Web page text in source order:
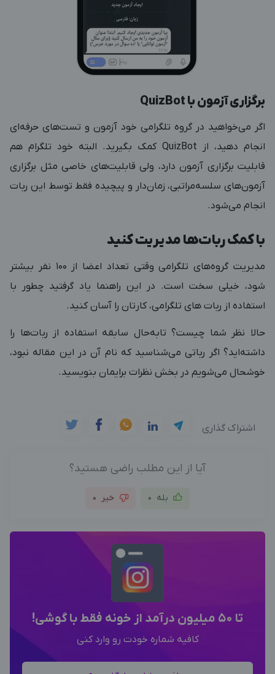
برگزاری آزمون با QuizBot
اگر می‌خواهید در گروه تلگرامی خود آزمون و تست‌های حرفه‌ای
انجام دهید، از QuizBot کمک بگیرید. البته خود تلگرام هم
قابلیت برگزاری آزمون دارد، ولی قابلیت‌های خاصی مثل برگزاری
آزمون‌های سلسه‌مراتبی، زمان‌دار و پیچیده فقط توسط این ربات
انجام می‌شود.
با کمک ربات‌ها مدیریت کنید
مدیریت گروه‌های تلگرامی وقتی تعداد اعضا از 100 نفر بیشتر
شود، خیلی سخت است. در این راهنما یاد گرفتید چطور با
استفاده از ربات های تلگرامی، کارتان را آسان کنید.
حالا نظر شما چیست؟ تابه‌حال سابقه استفاده از ربات‌ها را
داشته‌اید؟ اگر رباتی می‌شناسید که نام آن در این مقاله نبود،
خوشحال می‌شویم در بخش نظرات برایمان بنویسید.
اشتراک گذاری
آیا از این مطلب راضی هستید؟
بله 0 خیر 0
تا 50 میلیون درآمد از خونه فقط با گوشی!
کافیه شماره خودت رو وارد کنی